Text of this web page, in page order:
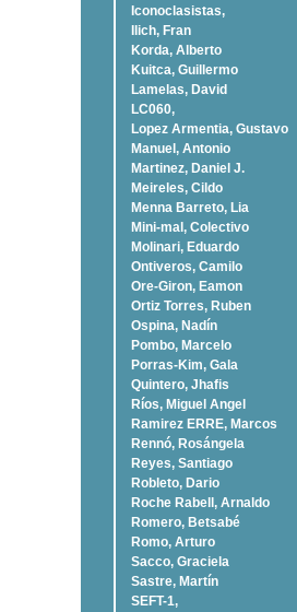
Iconoclasistas,
Ilich, Fran
Korda, Alberto
Kuitca, Guillermo
Lamelas, David
LC060,
Lopez Armentia, Gustavo
Manuel, Antonio
Martinez, Daniel J.
Meireles, Cildo
Menna Barreto, Lia
Mini-mal, Colectivo
Molinari, Eduardo
Ontiveros, Camilo
Ore-Giron, Eamon
Ortiz Torres, Ruben
Ospina, Nadí­n
Pombo, Marcelo
Porras-Kim, Gala
Quintero, Jhafis
Rí­os, Miguel Angel
Ramirez ERRE, Marcos
Rennó, Rosángela
Reyes, Santiago
Robleto, Dario
Roche Rabell, Arnaldo
Romero, Betsabé
Romo, Arturo
Sacco, Graciela
Sastre, Martí­n
SEFT-1,